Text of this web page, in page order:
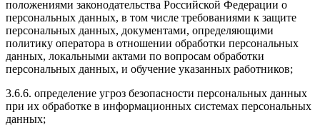
положениями законодательства Российской Федерации о
персональных данных, в том числе требованиями к защите
персональных данных, документами, определяющими
политику оператора в отношении обработки персональных
данных, локальными актами по вопросам обработки
персональных данных, и обучение указанных работников;
3.6.6. определение угроз безопасности персональных данных
при их обработке в информационных системах персональных
данных;